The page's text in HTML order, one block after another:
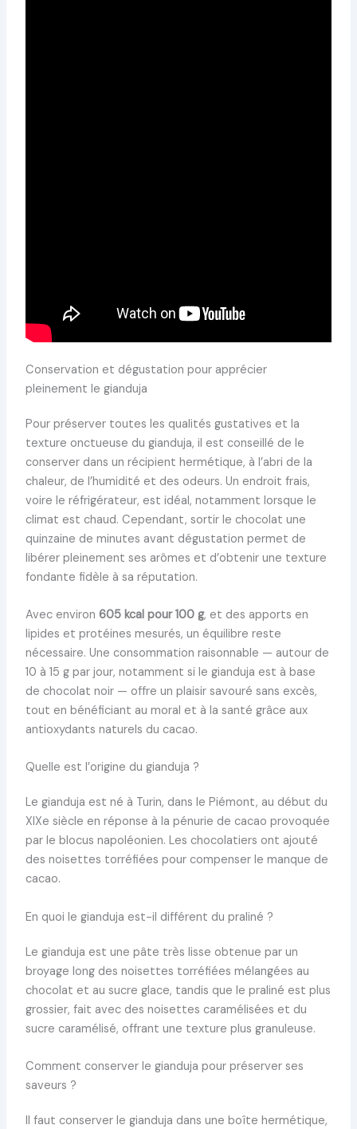
Conservation et dégustation pour apprécier
pleinement le gianduja
Pour préserver toutes les qualités gustatives et la
texture onctueuse du gianduja, il est conseillé de le
conserver dans un récipient hermétique, à l’abri de la
chaleur, de l’humidité et des odeurs. Un endroit frais,
voire le réfrigérateur, est idéal, notamment lorsque le
climat est chaud. Cependant, sortir le chocolat une
quinzaine de minutes avant dégustation permet de
libérer pleinement ses arômes et d’obtenir une texture
fondante fidèle à sa réputation.
Avec environ 605 kcal pour 100 g, et des apports en
lipides et protéines mesurés, un équilibre reste
nécessaire. Une consommation raisonnable — autour de
10 à 15 g par jour, notamment si le gianduja est à base
de chocolat noir — offre un plaisir savouré sans excès,
tout en bénéficiant au moral et à la santé grâce aux
antioxydants naturels du cacao.
Quelle est l’origine du gianduja ?
Le gianduja est né à Turin, dans le Piémont, au début du
XIXe siècle en réponse à la pénurie de cacao provoquée
par le blocus napoléonien. Les chocolatiers ont ajouté
des noisettes torréfiées pour compenser le manque de
cacao.
En quoi le gianduja est-il différent du praliné ?
Le gianduja est une pâte très lisse obtenue par un
broyage long des noisettes torréfiées mélangées au
chocolat et au sucre glace, tandis que le praliné est plus
grossier, fait avec des noisettes caramélisées et du
sucre caramélisé, offrant une texture plus granuleuse.
Comment conserver le gianduja pour préserver ses
saveurs ?
Il faut conserver le gianduja dans une boîte hermétique,